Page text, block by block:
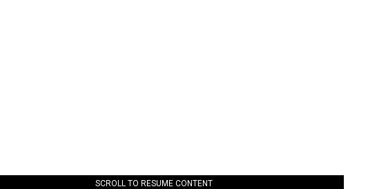
SCROLL TO RESUME CONTENT